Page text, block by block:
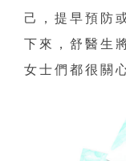
己，提早預防
下來，舒醫生
女士們都很關